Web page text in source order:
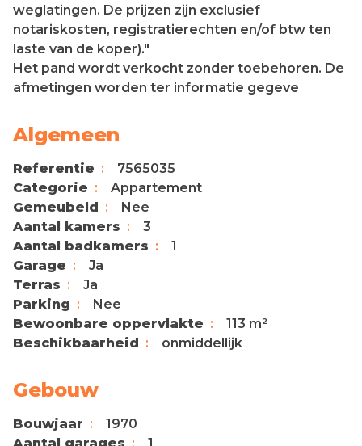
weglatingen. De prijzen zijn exclusief
notariskosten, registratierechten en/of btw ten
laste van de koper)."
Het pand wordt verkocht zonder toebehoren. De
afmetingen worden ter informatie gegeve
Algemeen
Referentie
7565035
Categorie
Appartement
Gemeubeld
Nee
Aantal kamers
3
Aantal badkamers
1
Garage
Ja
Terras
Ja
Parking
Nee
Bewoonbare oppervlakte
113 m²
Beschikbaarheid
onmiddellijk
Gebouw
Bouwjaar
1970